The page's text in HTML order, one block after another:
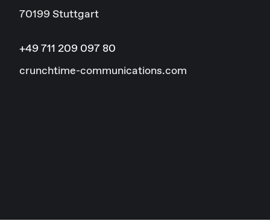
70199 Stuttgart
+49 711 209 097 80
crunchtime-communications.com